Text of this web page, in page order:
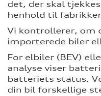
det, der skal
henhold til
Vi kontrollerer, om
importerede biler
For elbiler (BEV)
analyse viser
batteriets status.
din bil forskellige